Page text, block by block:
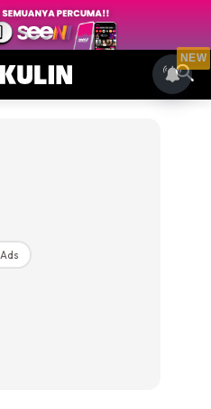
Ads
NEW